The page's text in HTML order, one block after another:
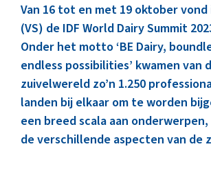
Van 16 tot en met 19 oktober vond
(VS) de IDF World Dairy Summit
Onder het motto ‘BE Dairy,
endless possibilities’ kwamen van
zuivelwereld zo’n 1.250
landen bij elkaar om te worden
een breed scala aan
de verschillende aspecten van de